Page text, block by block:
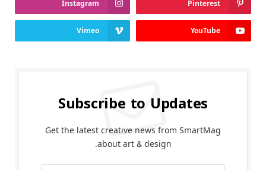
Pinterest
Instagram
YouTube
Vimeo
Subscribe to Updates
Get the latest creative news from SmartMag
about art & design.